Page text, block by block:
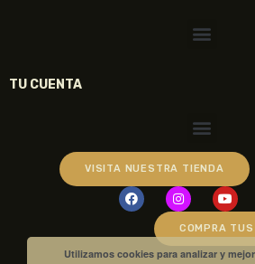
TU CUENTA
VISITA NUESTRA TIENDA
COMPRA
Utilizamos cookies para analizar y